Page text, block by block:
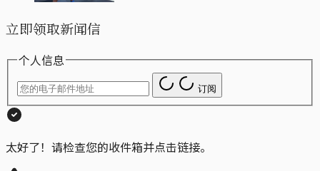
立即领取新闻信
个人信息
订阅
太好了！请检查您的收件箱并点击链接。